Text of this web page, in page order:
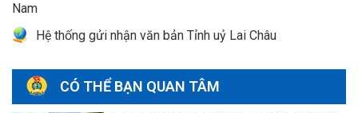
Nam
Hệ thống gửi nhận văn bản Tỉnh uỷ Lai Châu
CÓ THỂ BẠN QUAN TÂM